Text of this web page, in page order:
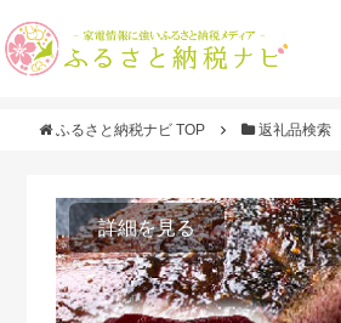
ふるさと納税ナビ TOP 返礼品検索
詳細を見る